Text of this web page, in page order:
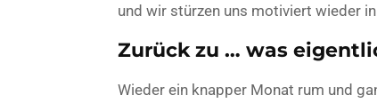
und wir stürzen uns motiviert wieder
Zurück zu … was
Wieder ein knapper Monat rum und